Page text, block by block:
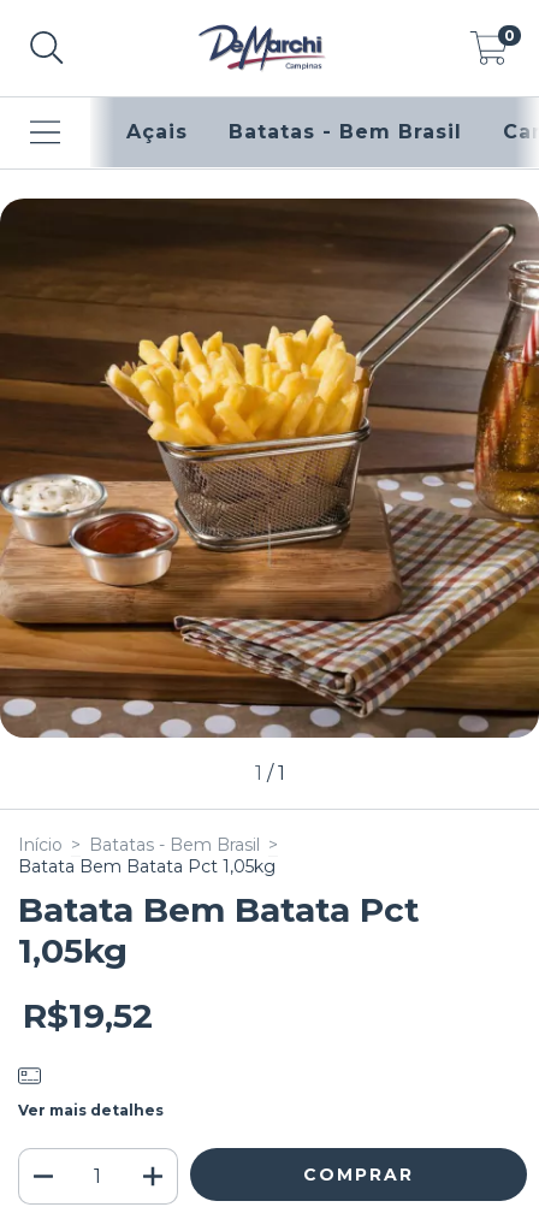
0
Açais Batatas - Bem Brasil
1 /1
Início > Batatas - Bem Brasil >
Batata Bem Batata Pct 1,05kg
Batata Bem Batata Pct
1,05kg
R$19,52
Ver mais detalhes